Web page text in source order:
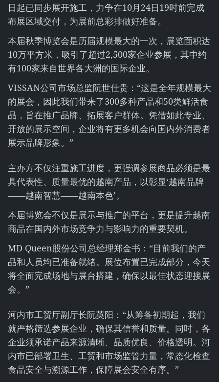
日起已同步展开施工，力争在10月24日19时前完成
布展区域交付，为展前总彩排做好准备。
本届秋季博览会是历届规模最大的一次，展览面积达
10万平方米，吸引了超过2,500家企业参展，其中约
有100家来自世界各大洲的国际企业。
VISSAN公司市场总监阮世仕贵：“这是全年规模最大
的展会，因此我们带来了300多种产品和50类鲜活食
品，旨在推广品牌、拓展客户群体。凭借如此专业、
开放的展示空间，企业将有更多机会向国内外消费者
展示品牌形象。”
主办方不仅注重施工进度，更强调参展商品必须是最
具代表性、质量最优的越南产品，以彰显‘越南品牌
——越南智慧——越南本色’。
本届博览会不仅是展示与推广的平台，更是提升越南
商品在国内外市场竞争力与影响力的重要契机。
MD Queen股份公司总经理郑金书：“目前我们的产
品和人员均已准备就绪。展位布置已完成部分，今天
将全面完成场地与展台搭建，确保以最佳状态迎接展
会。”
河内市工贸厅副厅长阮英阳：“从筹备初期起，我们
就严格筛选参展企业，确保其信誉和质量。同时，各
企业须承诺产品来源清晰、品质优良、价格透明。河
内市已部署卫生、工贸和市场监管力量，常态化检查
食品安全与溯源工作，保障展会安全有序。”